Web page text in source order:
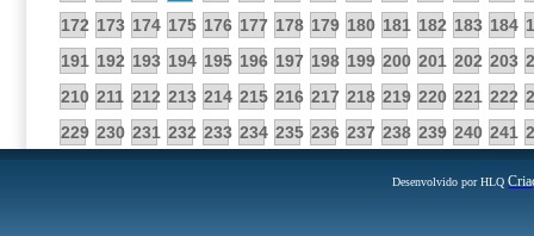
172 173 174 175 176 177 178 179 180 181 182 183 184
191 192 193 194 195 196 197 198 199 200 201 202 203
210 211 212 213 214 215 216 217 218 219 220 221 222
229 230 231 232 233 234 235 236 237 238 239 240 241
Desenvolvido por HLQ